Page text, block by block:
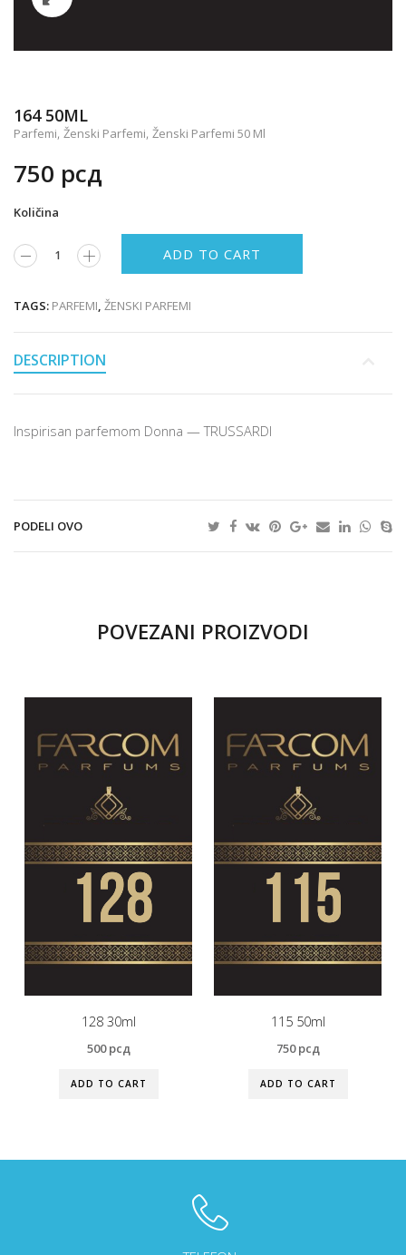
164 50ML
Parfemi, Ženski Parfemi, Ženski Parfemi 50 Ml
750 рсд
Količina
ADD TO CART
TAGS: PARFEMI ŽENSKI PARFEMI
DESCRIPTION
Inspirisan parfemom Donna — TRUSSARDI
PODELI OVO
POVEZANI PROIZVODI
128 30ml
500рсд
ADD TO CART
115 50ml
750рсд
ADD TO CART